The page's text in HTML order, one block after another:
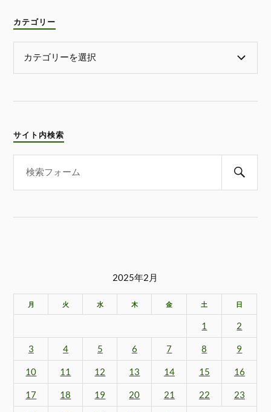
カテゴリー
サイト内検索
2025年2月
月 火 水 木 金 土 日
1 2
3 4 5 6 7 8 9
10 11 12 13 14 15 16
17 18 19 20 21 22 23